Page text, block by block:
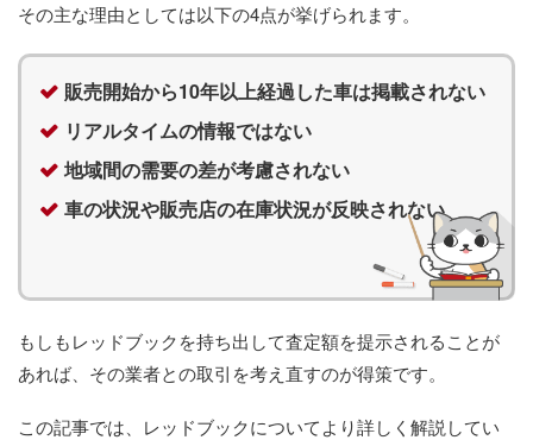
その主な理由としては以下の4点が挙げられます。
販売開始から10年以上経過した車は掲載されない
リアルタイムの情報ではない
地域間の需要の差が考慮されない
車の状況や販売店の在庫状況が反映されない
もしもレッドブックを持ち出して査定額を提示されることが
あれば、その業者との取引を考え直すのが得策です。
この記事では、レッドブックについてより詳しく解説してい